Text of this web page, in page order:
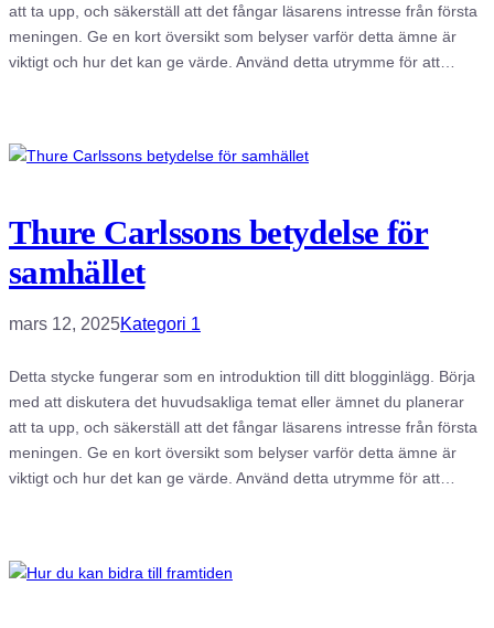
att ta upp, och säkerställ att det fångar läsarens intresse från första
meningen. Ge en kort översikt som belyser varför detta ämne är
viktigt och hur det kan ge värde. Använd detta utrymme för att…
Thure Carlssons betydelse för
samhället
mars 12, 2025Kategori 1
Detta stycke fungerar som en introduktion till ditt blogginlägg. Börja
med att diskutera det huvudsakliga temat eller ämnet du planerar
att ta upp, och säkerställ att det fångar läsarens intresse från första
meningen. Ge en kort översikt som belyser varför detta ämne är
viktigt och hur det kan ge värde. Använd detta utrymme för att…